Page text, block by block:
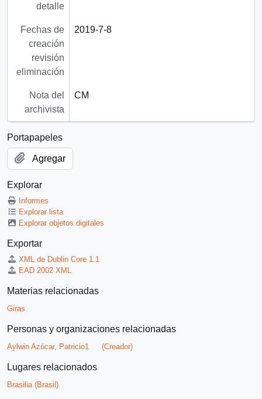
detalle
Fechas de
creación
revisión
eliminación
2019-7-8
Nota del
archivista
CM
Portapapeles
Agregar
Explorar
Informes
Explorar lista
Explorar objetos digitales
Exportar
XML de Dublin Core 1.1
EAD 2002 XML
Materias relacionadas
Giras
Personas y organizaciones relacionadas
Aylwin Azócar, Patricio1 (Creador)
Lugares relacionados
Brasilia (Brasil)